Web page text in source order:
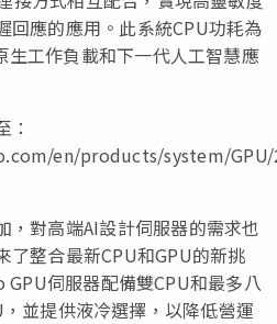
回應的應用。此系統CPU功耗為
生工作負載和下一代人工智慧應
：
en/products/system/GPU/
，對高端AI設計伺服器的需求也
了整合最新CPU和GPU的新挑
伺服器配備雙CPU和最多八
並提供液冷選擇，以降低營運